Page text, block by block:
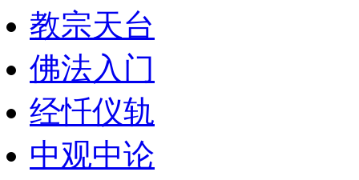
教宗天台
佛法入门
经忏仪轨
中观中论